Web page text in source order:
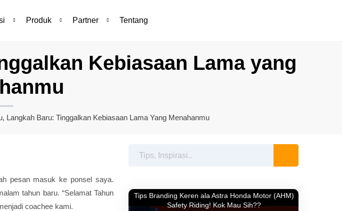
Produk Partner Tentang
Kebiasaan Lama yang
Langkah Baru: Tinggalkan Kebiasaan Lama Yang Menahanmu
pesan masuk ke ponsel saya.
tahun baru. “Selamat Tahun
coachee kami.
Tips Branding Keren ala Astra Honda Motor (AHM)
Safety Riding! Kok Mau Sih??